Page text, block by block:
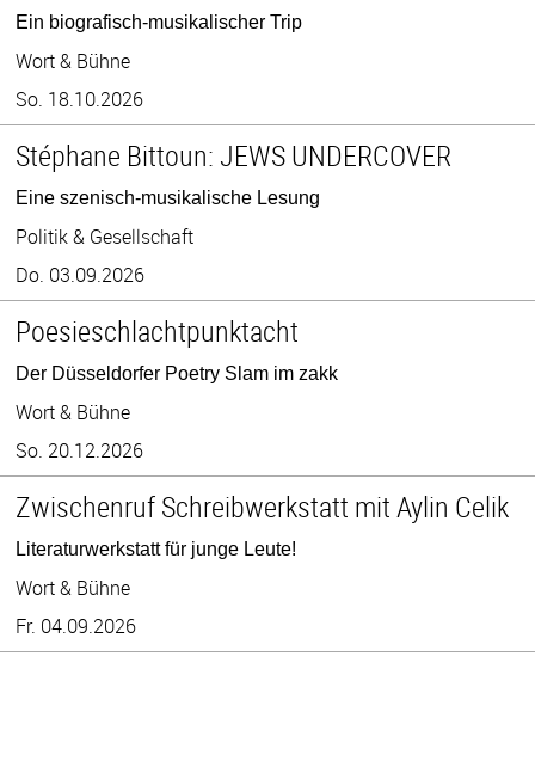
Ein biografisch-musikalischer Trip
Wort & Bühne
So. 18.10.2026
Stéphane Bittoun: JEWS UNDERCOVER
Eine szenisch-musikalische Lesung
Politik & Gesellschaft
Do. 03.09.2026
Poesieschlachtpunktacht
Der Düsseldorfer Poetry Slam im zakk
Wort & Bühne
So. 20.12.2026
Zwischenruf Schreibwerkstatt mit Aylin Celik
Literaturwerkstatt für junge Leute!
Wort & Bühne
Fr. 04.09.2026